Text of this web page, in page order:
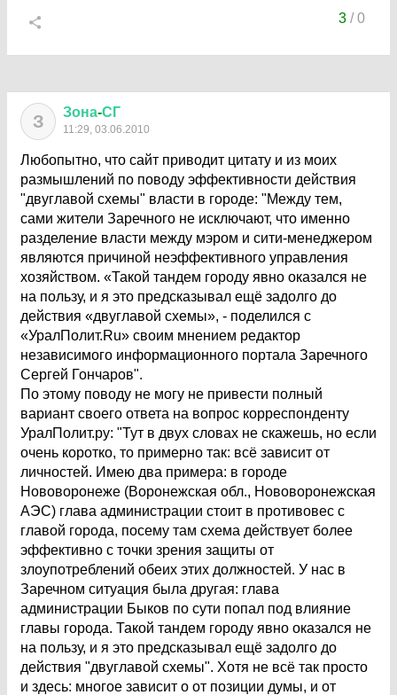
3/0
З Зона-СГ
11:29, 03.06.2010
Любопытно, что сайт приводит цитату и из моих
размышлений по поводу эффективности действия
"двуглавой схемы" власти в городе: "Между тем,
сами жители Заречного не исключают, что именно
разделение власти между мэром и сити-менеджером
являются причиной неэффективного управления
хозяйством. «Такой тандем городу явно оказался не
на пользу, и я это предсказывал ещё задолго до
действия «двуглавой схемы», - поделился с
«УралПолит.Ru» своим мнением редактор
независимого информационного портала Заречного
Сергей Гончаров".
По этому поводу не могу не привести полный
вариант своего ответа на вопрос корреспонденту
УралПолит.ру: "Тут в двух словах не скажешь, но если
очень коротко, то примерно так: всё зависит от
личностей. Имею два примера: в городе
Нововоронеже (Воронежская обл., Нововоронежская
АЭС) глава администрации стоит в противовес с
главой города, посему там схема действует более
эффективно с точки зрения защиты от
злоупотреблений обеих этих должностей. У нас в
Заречном ситуация была другая: глава
администрации Быков по сути попал под влияние
главы города. Такой тандем городу явно оказался не
на пользу, и я это предсказывал ещё задолго до
действия "двуглавой схемы". Хотя не всё так просто
и здесь: многое зависит о от позиции думы, и от